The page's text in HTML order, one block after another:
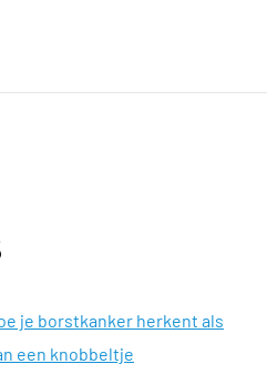
je borstkanker herkent als
een knobbeltje